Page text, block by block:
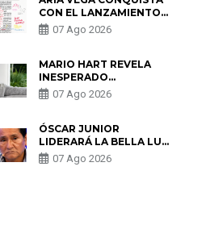
REMEMBER”
CON EL LANZAMIENTO
DE “TOTOTO (+4)”
07 Ago 2026
MARIO HART REVELA
INESPERADO
PROBLEMA DE SALUD
ANTES DE SEPARARSE
ENCONTRARON UN
TUMOR”
07 Ago 2026
ÓSCAR JUNIOR
LIDERARÁ LA BELLA LUZ
TRAS SALIDA DE SU
PADRE POR POLÉMICA
07 Ago 2026